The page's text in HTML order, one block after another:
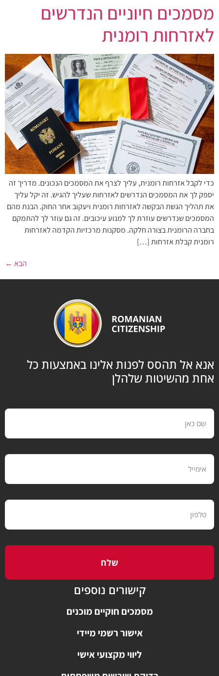
מסמכים חיוניים הנדרשים
לאזרחות רומנית
כדי לקבל אזרחות רומנית, עליך לצרף את המסמכים הנכונים. מדריך זה
יספק לך את המסמכים הנדרשים לאזרחות שעליך להגיש. זה יקל עליך
את תהליך הגשת הבקשה לאזרחות רומנית ויעקוב אחר החוק. הבנת מהם
המסמכים שנדרשים עוזרת לך למנוע עיכובים. זה גם עוזר לך להתמקם
בחברה הרומנית בצורה חלקה. מסקנות מרכזיות הקדמה לאזרחות
רומנית קבלת אזרחות […]
הבא ←
אנא אל תהסס לפנות אלינו באמצעות כל
אחת מהשיטות שלהלן
שלח
קישורים נוספים
מסמכים חוקיים מוכנים
אישור רשמי מיידי
ליווי מקצועי אישי